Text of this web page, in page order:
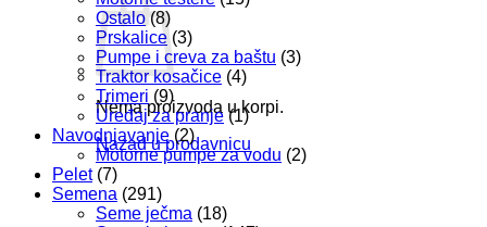
Nema proizvoda u korpi.
Nazad u prodavnicu
Ostalo (8)
Prskalice (3)
Pumpe i creva za baštu (3)
Traktor kosačice (4)
Trimeri (9)
Uređaj za pranje (1)
Navodnjavanje (2)
Motorne pumpe za vodu (2)
Pelet (7)
Semena (291)
Seme ječma (18)